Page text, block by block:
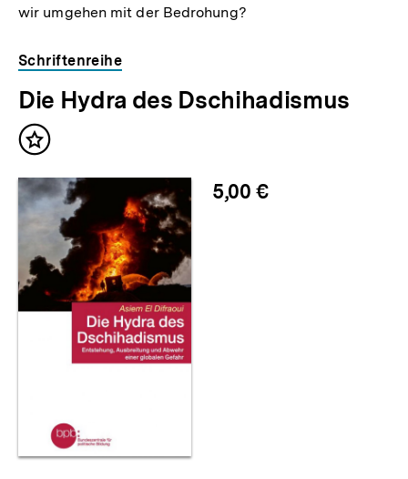
wir umgehen mit der Bedrohung?
Schriftenreihe
Die Hydra des Dschihadismus
Inhalt
5,00 €